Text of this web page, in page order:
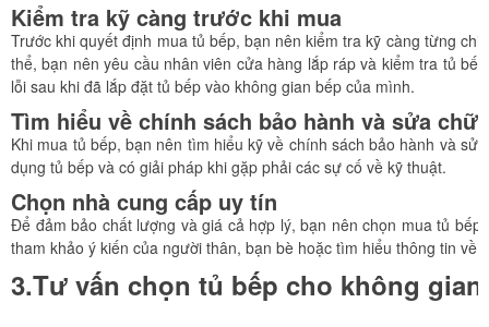
Kiểm tra kỹ càng trước khi mua
Trước khi quyết định mua tủ bếp, bạn nên kiểm tra kỹ càng từng
thể, bạn nên yêu cầu nhân viên cửa hàng lắp ráp và kiểm tra tủ
lỗi sau khi đã lắp đặt tủ bếp vào không gian bếp của mình.
Tìm hiểu về chính sách bảo hành và sửa chữa
Khi mua tủ bếp, bạn nên tìm hiểu kỹ về chính sách bảo hành và
dụng tủ bếp và có giải pháp khi gặp phải các sự cố về kỹ thuật.
Chọn nhà cung cấp uy tín
Để đảm bảo chất lượng và giá cả hợp lý, bạn nên chọn mua tủ
tham khảo ý kiến của người thân, bạn bè hoặc tìm hiểu thông tin
3.Tư vấn chọn tủ bếp cho không